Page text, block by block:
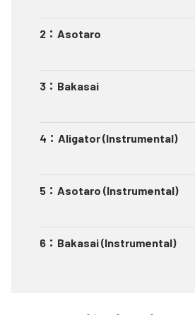
2 ： Asotaro
3 ： Bakasai
4 ： Aligator (Instrumental)
5 ： Asotaro (Instrumental)
6 ： Bakasai (Instrumental)